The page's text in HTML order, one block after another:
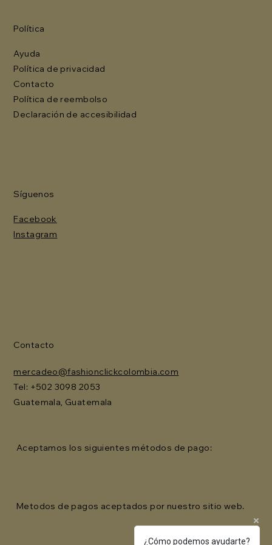
Política
Ayuda
Política de privacidad
Contacto
Política de reembolso
Declaración de accesibilidad
Síguenos
Facebook
Instagram
Contacto
mercadeo@fashionclickcolombia.com
Tel: ‪+502 3098 2053‬
Guatemala, Guatemala
Aceptamos los siguientes métodos de pago:
Metodos de pagos aceptados por nuestro sitio web.
¿Cómo podemos ayudarte?